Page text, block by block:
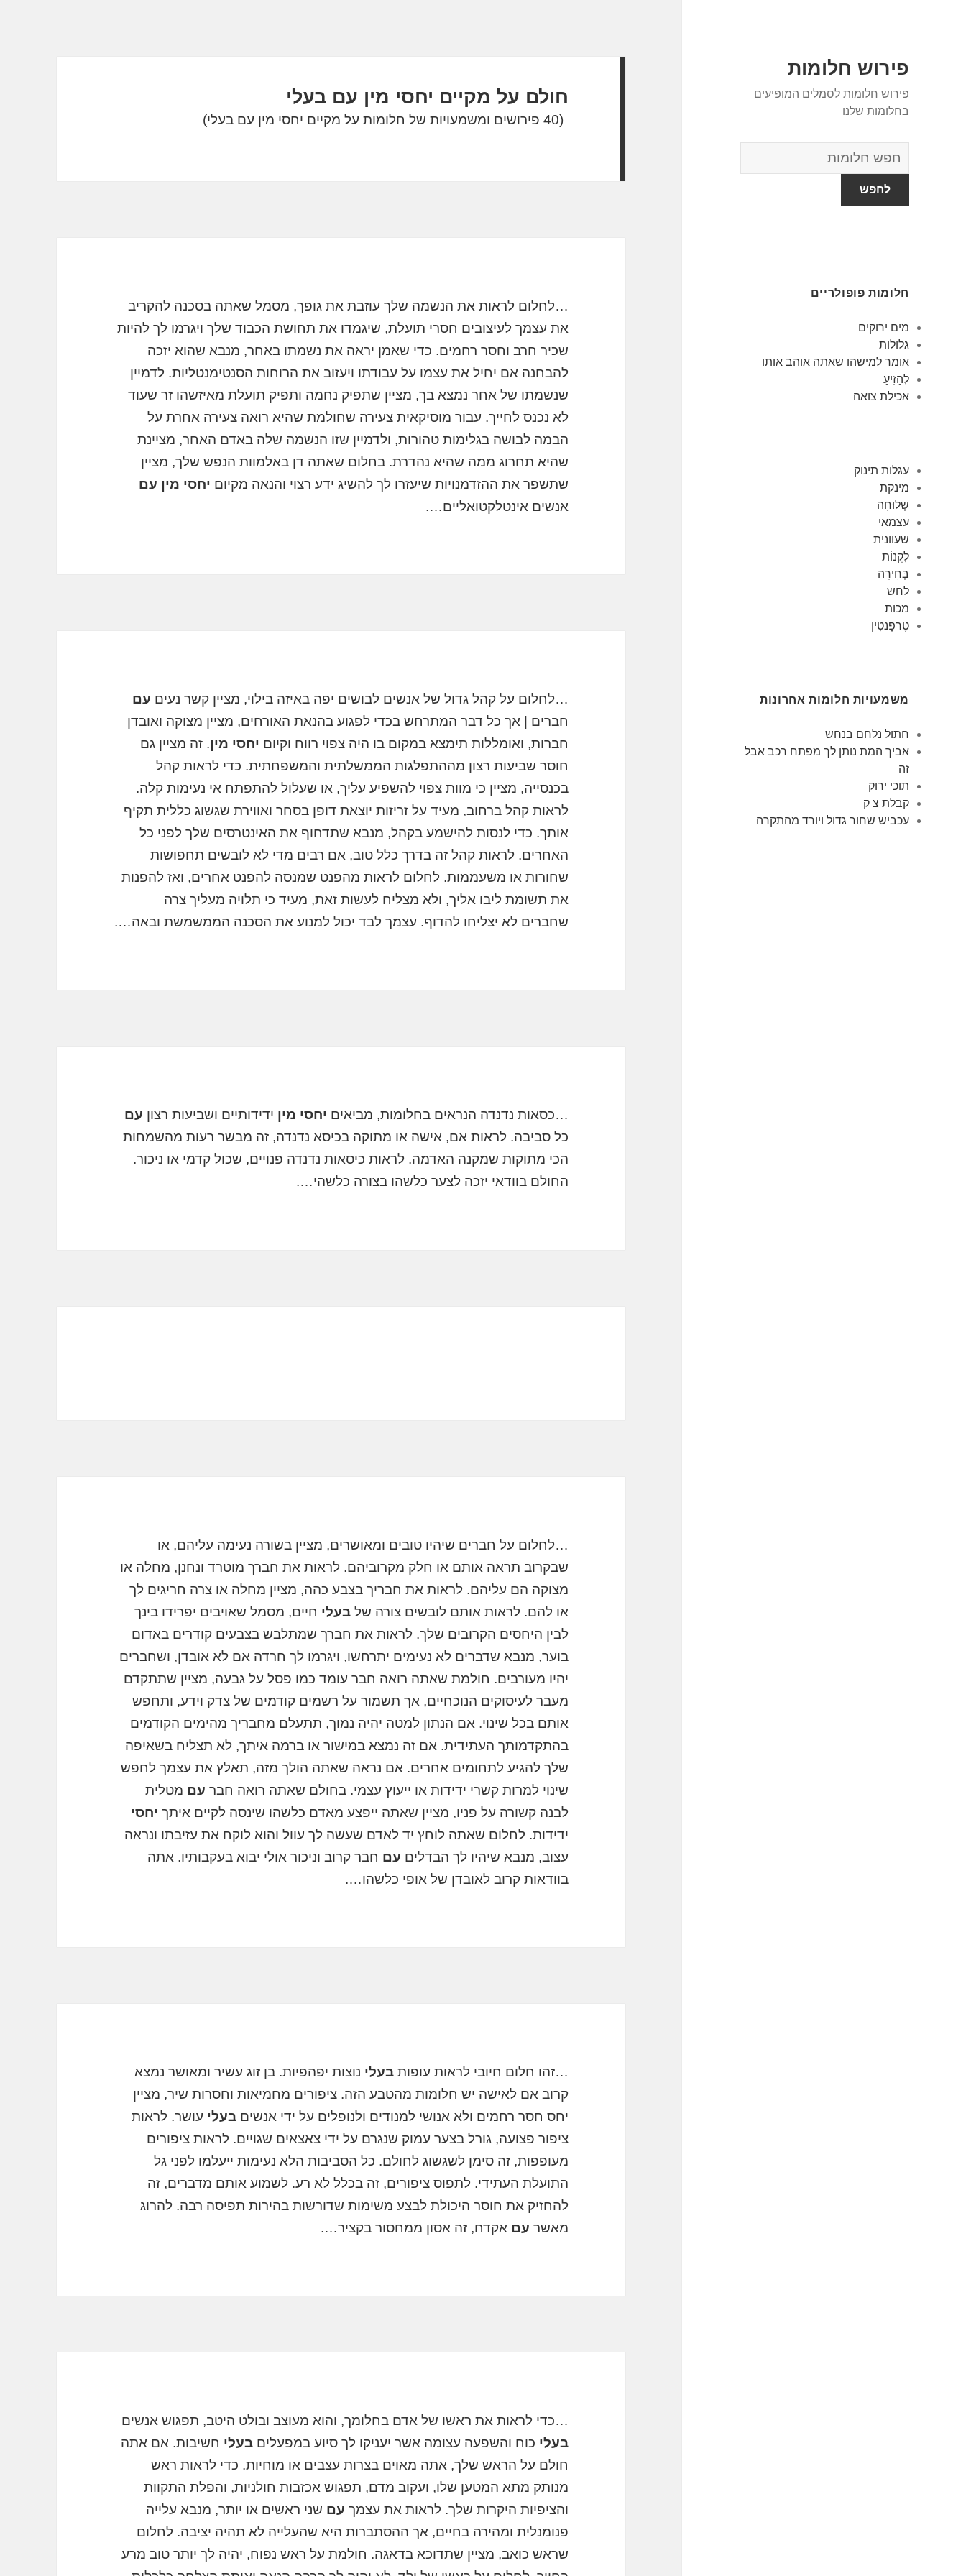
פירוש חלומות
פירוש חלומות לסמלים המופיעים
בחלומות שלנו
מילון
החלומות
חלומות פופולריים
מים ירוקים
גלולות
אומר למישהו שאתה אוהב אותו
לְהָזִיעַ
אכילת צואה
עגלות תינוק
מינקת
שְׁלוּחָה
עצמאי
שעוונית
לִקְנוֹת
בְּחִירָה
לחש
מכות
טֶרפָּנטִין
משמעויות חלומות אחרונות
חתול נלחם בנחש
אביך המת נותן לך מפתח רכב אבל
זה
תוכי ירוק
קבלת צ ק
עכביש שחור גדול ויורד מהתקרה
חולם על מקיים יחסי מין עם בעלי
(40 פירושים ומשמעויות של חלומות על מקיים יחסי מין עם בעלי)
…לחלום לראות את הנשמה שלך עוזבת את גופך, מסמל שאתה בסכנה להקריב
את עצמך לעיצובים חסרי תועלת, שיגמדו את תחושת הכבוד שלך ויגרמו לך להיות
שכיר חרב וחסר רחמים. כדי שאמן יראה את נשמתו באחר, מנבא שהוא יזכה
להבחנה אם יחיל את עצמו על עבודתו ויעזוב את הרוחות הסנטימנטליות. לדמיין
שנשמתו של אחר נמצא בך, מציין שתפיק נחמה ותפיק תועלת מאיזשהו זר שעוד
לא נכנס לחייך. עבור מוסיקאית צעירה שחולמת שהיא רואה צעירה אחרת על
הבמה לבושה בגלימות טהורות, ולדמיין שזו הנשמה שלה באדם האחר, מציינת
שהיא תחרוג ממה שהיא נהדרת. בחלום שאתה דן באלמוות הנפש שלך, מציין
שתשפר את ההזדמנויות שיעזרו לך להשיג ידע רצוי והנאה מקיום יחסי מין עם
אנשים אינטלקטואליים….
…לחלום על קהל גדול של אנשים לבושים יפה באיזה בילוי, מציין קשר נעים עם
חברים | אך כל דבר המתרחש בכדי לפגוע בהנאת האורחים, מציין מצוקה ואובדן
חברות, ואומללות תימצא במקום בו היה צפוי רווח וקיום יחסי מין. זה מציין גם
חוסר שביעות רצון מההתפלגות הממשלתית והמשפחתית. כדי לראות קהל
בכנסייה, מציין כי מוות צפוי להשפיע עליך, או שעלול להתפתח אי נעימות קלה.
לראות קהל ברחוב, מעיד על זריזות יוצאת דופן בסחר ואווירת שגשוג כללית תקיף
אותך. כדי לנסות להישמע בקהל, מנבא שתדחוף את האינטרסים שלך לפני כל
האחרים. לראות קהל זה בדרך כלל טוב, אם רבים מדי לא לובשים תחפושות
שחורות או משעממות. לחלום לראות מהפנט שמנסה להפנט אחרים, ואז להפנות
את תשומת ליבו אליך, ולא מצליח לעשות זאת, מעיד כי תלויה מעליך צרה
שחברים לא יצליחו להדוף. עצמך לבד יכול למנוע את הסכנה הממשמשת ובאה….
…כסאות נדנדה הנראים בחלומות, מביאים יחסי מין ידידותיים ושביעות רצון עם
כל סביבה. לראות אם, אישה או מתוקה בכיסא נדנדה, זה מבשר רעות מהשמחות
הכי מתוקות שמקנה האדמה. לראות כיסאות נדנדה פנויים, שכול קדמי או ניכור.
החולם בוודאי יזכה לצער כלשהו בצורה כלשהי….
…לחלום על חברים שיהיו טובים ומאושרים, מציין בשורה נעימה עליהם, או
שבקרוב תראה אותם או חלק מקרוביהם. לראות את חברך מוטרד ונחנן, מחלה או
מצוקה הם עליהם. לראות את חבריך בצבע כהה, מציין מחלה או צרה חריגים לך
או להם. לראות אותם לובשים צורה שלבעלי חיים, מסמל שאויבים יפרידו בינך
לבין היחסים הקרובים שלך. לראות את חברך שמתלבש בצבעים קודרים באדום
בוער, מנבא שדברים לא נעימים יתרחשו, ויגרמו לך חרדה אם לא אובדן, ושחברים
יהיו מעורבים. חולמת שאתה רואה חבר עומד כמו פסל על גבעה, מציין שתתקדם
מעבר לעיסוקים הנוכחיים, אך תשמור על רשמים קודמים של צדק וידע, ותחפש
אותם בכל שינוי. אם הנתון למטה יהיה נמוך, תתעלם מחבריך מהימים הקודמים
בהתקדמותך העתידית. אם זה נמצא במישור או ברמה איתך, לא תצליח בשאיפה
שלך להגיע לתחומים אחרים. אם נראה שאתה הולך מזה, תאלץ את עצמך לחפש
שינוי למרות קשרי ידידות או ייעוץ עצמי. בחולם שאתה רואה חבר עם מטלית
לבנה קשורה על פניו, מציין שאתה ייפצע מאדם כלשהו שינסה לקיים איתך יחסי
ידידות. לחלום שאתה לוחץ יד לאדם שעשה לך עוול והוא לוקח את עזיבתו ונראה
עצוב, מנבא שיהיו לך הבדלים עם חבר קרוב וניכור אולי יבוא בעקבותיו. אתה
בוודאות קרוב לאובדן של אופי כלשהו….
…זהו חלום חיובי לראות עופותבעלי נוצות יפהפיות. בן זוג עשיר ומאושר נמצא
קרוב אם לאישה יש חלומות מהטבע הזה. ציפורים מחמיאות וחסרות שיר, מציין
יחס חסר רחמים ולא אנושי למנודים ולנופלים על ידי אנשיםבעלי עושר. לראות
ציפור פצועה, גורל בצער עמוק שנגרם על ידי צאצאים שגויים. לראות ציפורים
מעופפות, זה סימן לשגשוג לחולם. כל הסביבות הלא נעימות ייעלמו לפני גל
התועלת העתידי. לתפוס ציפורים, זה בכלל לא רע. לשמוע אותם מדברים, זה
להחזיק את חוסר היכולת לבצע משימות שדורשות בהירות תפיסה רבה. להרוג
מאשר עם אקדח, זה אסון ממחסור בקציר….
…כדי לראות את ראשו של אדם בחלומך, והוא מעוצב ובולט היטב, תפגוש אנשים
בעלי כוח והשפעה עצומה אשר יעניקו לך סיוע במפעליםבעלי חשיבות. אם אתה
חולם על הראש שלך, אתה מאוים בצרות עצבים או מוחיות. כדי לראות ראש
מנותק מתא המטען שלו, ועקוב מדם, תפגוש אכזבות חולניות, והפלת התקוות
והציפיות היקרות שלך. לראות את עצמך עם שני ראשים או יותר, מנבא עלייה
פנומנלית ומהירה בחיים, אך ההסתברות היא שהעלייה לא תהיה יציבה. לחלום
שראש כואב, מציין שתדוכא בדאגה. חולמת על ראש נפוח, יהיה לך יותר טוב מרע